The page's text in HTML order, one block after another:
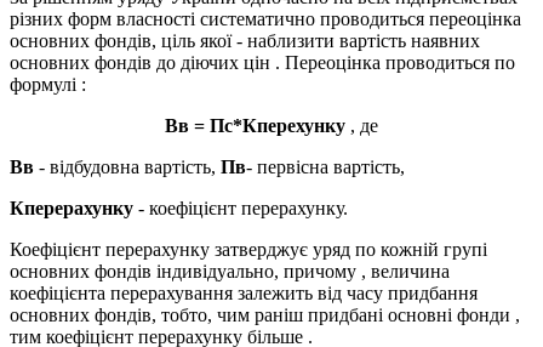
різних форм власності систематично проводиться переоцінка
основних фондів, ціль якої - наблизити вартість наявних
основних фондів до діючих цін . Переоцінка проводиться по
формулі :
Вв = Пс*Кперехунку , де
Вв - відбудовна вартість, Пв- первісна вартість,
Кперерахунку - коефіцієнт перерахунку.
Коефіцієнт перерахунку затверджує уряд по кожній групі
основних фондів індивідуально, причому , величина
коефіцієнта перерахування залежить від часу придбання
основних фондів, тобто, чим раніш придбані основні фонди ,
тим коефіцієнт перерахунку більше .